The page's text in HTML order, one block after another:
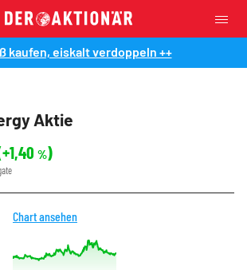
kaufen, eiskalt verdoppeln ++
Aktie
+1,40 %)
Chart ansehen